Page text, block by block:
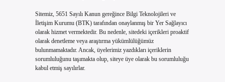
Sitemiz, 5651 Sayılı Kanun gereğince Bilgi Teknolojileri ve
İletişim Kurumu (BTK) tarafından onaylanmış bir Yer Sağlayıcı
olarak hizmet vermektedir. Bu nedenle, sitedeki içerikleri proaktif
olarak denetleme veya araştırma yükümlülüğümüz
bulunmamaktadır. Ancak, üyelerimiz yazdıkları içeriklerin
sorumluluğunu taşımakta olup, siteye üye olarak bu sorumluluğu
kabul etmiş sayılırlar.